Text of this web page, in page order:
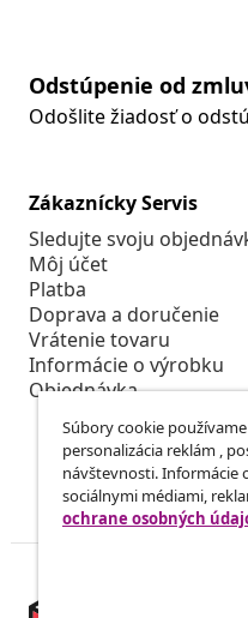
Odstúpenie od
Odošlite žiadosť o
Zákaznícky Servis
Sledujte svoju
Môj účet
Platba
Doprava a doručenie
Vrátenie tovaru
Informácie o výrobku
Objednávka
Súbory cookie
personalizácia reklám ,
návštevnosti. Informácie
sociálnymi médiami,
ochrane osobných